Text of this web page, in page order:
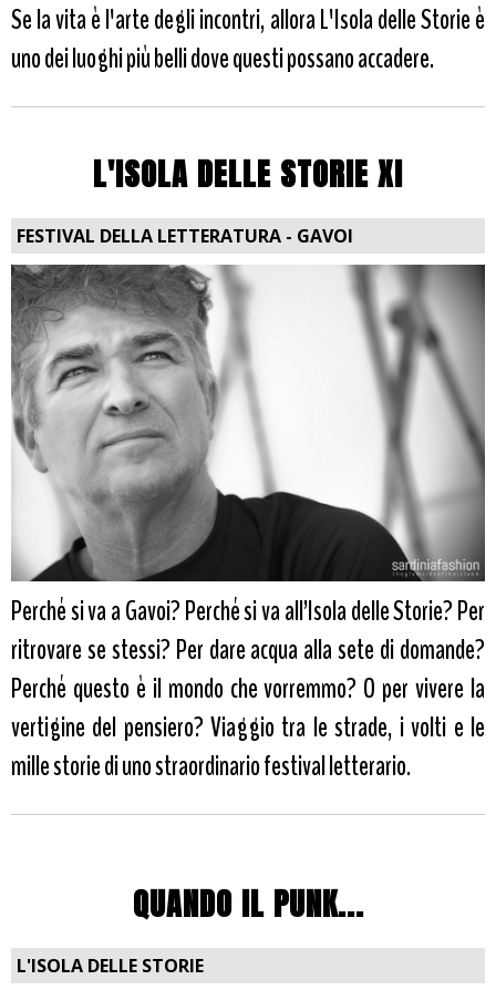
Se la vita è l'arte degli incontri, allora L'Isola delle Storie è
uno dei luoghi più belli dove questi possano accadere.
L'ISOLA DELLE STORIE XI
FESTIVAL DELLA LETTERATURA - GAVOI
Perché si va a Gavoi? Perché si va all’Isola delle Storie? Per
ritrovare se stessi? Per dare acqua alla sete di domande?
Perché questo è il mondo che vorremmo? O per vivere la
vertigine del pensiero? Viaggio tra le strade, i volti e le
mille storie di uno straordinario festival letterario.
QUANDO IL PUNK...
L'ISOLA DELLE STORIE